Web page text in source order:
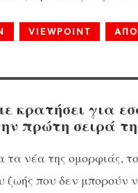
VIEWPOINT
κρατήσει για
πρώτη σειρά
τα νέα της ομορφιάς,
ζωής που δεν μπορούν